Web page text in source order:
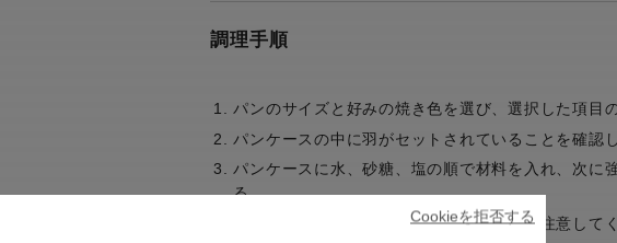
調理手順
パンのサイズと好みの焼き色を選び、選択した項目
パンケースの中に羽がセットされていることを確認
パンケースに水、砂糖、塩の順で材料を入れ、次に
る。
（※ドライイーストと水が触れないように注意して
Cookieを拒否する